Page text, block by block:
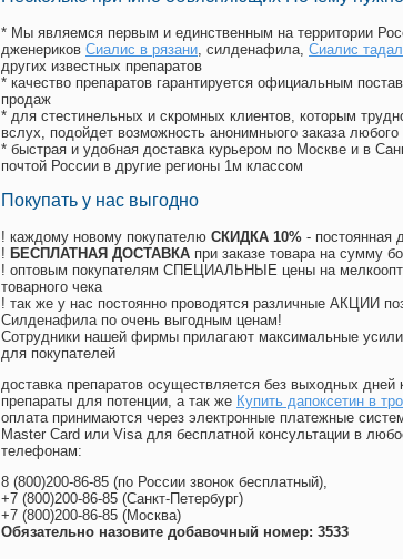
* Мы являемся первым и единственным на территории
дженериков Сиалис в рязани, силденафила, Сиалис
других известных препаратов
* качество препаратов гарантируется официальным
продаж
* для стестинельных и скромных клиентов, которым
вслух, подойдет возможность анонимныого заказа
* быстрая и удобная доставка курьером по Москве и в
почтой России в другие регионы 1м классом
Покупать у нас выгодно
! каждому новому покупателю СКИДКА 10% - постоянная
! БЕСПЛАТНАЯ ДОСТАВКА при заказе товара на сумму
! оптовым покупателям СПЕЦИАЛЬНЫЕ цены на
товарного чека
! так же у нас постоянно проводятся различные АКЦИИ
Силденафила по очень выгодным ценам!
Cотрудники нашей фирмы прилагают максимальные
для покупателей
доставка препаратов осуществляется без выходных
препараты для потенции, а так же Купить дапоксетин в
оплата принимаются через электронные платежные
Master Card или Visa для бесплатной консультации в
телефонам:
8 (800)200-86-85 (по России звонок бесплатный),
+7 (800)200-86-85 (Санкт-Петербург)
+7 (800)200-86-85 (Москва)
Обязательно назовите добавочный номер: 3533